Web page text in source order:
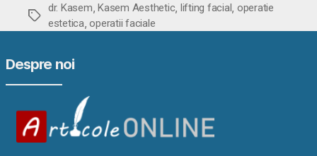
Etichete
dr. Kasem,Kasem Aesthetic, lifting facial, operatie
estetica,operatii faciale
Despre noi